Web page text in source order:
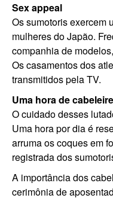
Sex appeal
Os sumotoris exercem
mulheres do Japão.
companhia de
Os casamentos dos
transmitidos pela TV.
Uma hora de
O cuidado desses
Uma hora por dia é
arruma os coques em
registrada dos
A importância dos
cerimônia de